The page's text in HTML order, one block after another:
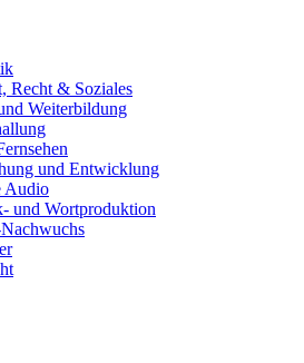
Recht & Soziales
Weiterbildung
und Entwicklung
Audio
und Wortproduktion